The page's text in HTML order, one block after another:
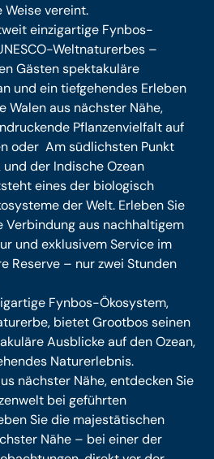
Weise vereint.
einzigartige Fynbos-
Weltnaturerbes –
Gästen spektakuläre
und ein tiefgehendes Erleben
Walen aus nächster Nähe,
Pflanzenvielfalt auf
oder Am südlichsten Punkt
der Indische Ozean
eines der biologisch
der Welt. Erleben Sie
Verbindung aus nachhaltigem
und exklusivem Service im
Reserve – nur zwei Stunden
Fynbos-Ökosystem,
bietet Grootbos seinen
Ausblicke auf den Ozean,
Naturerlebnis.
nächster Nähe, entdecken Sie
bei geführten
Sie die majestätischen
Nähe – bei einer der